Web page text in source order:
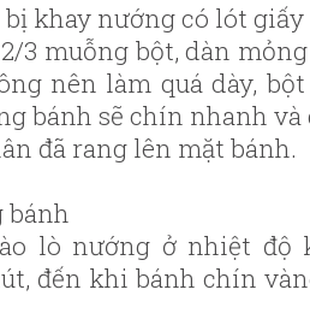
bị khay nướng có lót
3 muỗng bột, dàn
nên làm quá dày,
bánh sẽ chín nhanh
đã rang lên mặt bánh.
bánh
lò nướng ở nhiệt độ
đến khi bánh chín